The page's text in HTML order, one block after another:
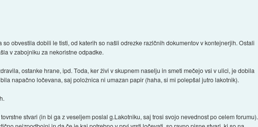
obvestila dobili le tisti, od katerih so našli odrezke razlčnih dokumentov v kontejnerjih. Ostali
v zabojniku za nekoristne odpadke.
ostanke hrane, ipd. Toda, ker živi v skupnem naselju in smeti mečejo vsi v ulici, je dobila
napačno ločevana, saj položnica ni umazan papir (haha, si mi polepšal jutro lakotnik).
stvari (in bi ga z veseljem poslal g.Lakotniku, saj trosi svojo nevednost po celem forumu).